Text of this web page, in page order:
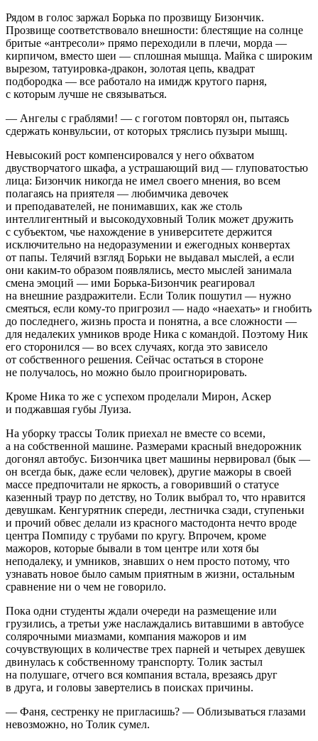
Рядом в голос заржал Борька по прозвищу Бизончик.
Прозвище соответствовало внешности: блестящие на солнце
бритые «антресоли» прямо переходили в плечи, морда —
кирпичом, вместо шеи — сплошная мышца. Майка с широким
вырезом, татуировка-дракон, золотая цепь, квадрат
подбородка — все работало на имидж крутого парня,
с которым лучше не связываться.
— Ангелы с граблями! — с гоготом повторял он, пытаясь
сдержать конвульсии, от которых тряслись пузыри мышц.
Невысокий рост компенсировался у него обхватом
двустворчатого шкафа, а устрашающий вид — глуповатостью
лица: Бизончик никогда не имел своего мнения, во всем
полагаясь на приятеля — любимчика девочек
и преподавателей, не понимавших, как же столь
интеллигентный и высокодуховный Толик может дружить
с субъектом, чье нахождение в университете держится
исключительно на недоразумении и ежегодных конвертах
от папы. Телячий взгляд Борьки не выдавал мыслей, а если
они каким-то образом появлялись, место мыслей занимала
смена эмоций — ими Борька-Бизончик реагировал
на внешние раздражители. Если Толик пошутил — нужно
смеяться, если кому-то пригрозил — надо «наехать» и гнобить
до последнего, жизнь проста и понятна, а все сложности —
для недалеких умников вроде Ника с командой. Поэтому Ник
его сторонился — во всех случаях, когда это зависело
от собственного решения. Сейчас остаться в стороне
не получалось, но можно было проигнорировать.
Кроме Ника то же с успехом проделали Мирон, Аскер
и поджавшая губы Луиза.
На уборку трассы Толик приехал не вместе со всеми,
а на собственной машине. Размерами красный внедорожник
догонял автобус. Бизончика цвет машины нервировал (бык —
он всегда бык, даже если человек), другие мажоры в своей
массе предпочитали не яркость, а говоривший о статусе
казенный траур по детству, но Толик выбрал то, что нравится
девушкам. Кенгурятник спереди, лестничка сзади, ступеньки
и прочий обвес делали из красного мастодонта нечто вроде
центра Помпиду с трубами по кругу. Впрочем, кроме
мажоров, которые бывали в том центре или хотя бы
неподалеку, и умников, знавших о нем просто потому, что
узнавать новое было самым приятным в жизни, остальным
сравнение ни о чем не говорило.
Пока одни студенты ждали очереди на размещение или
грузились, а третьи уже наслаждались витавшими в автобусе
солярочными миазмами, компания мажоров и им
сочувствующих в количестве трех парней и четырех девушек
двинулась к собственному транспорту. Толик застыл
на полушаге, отчего вся компания встала, врезаясь друг
в друга, и головы завертелись в поисках причины.
— Фаня, сестренку не пригласишь? — Облизываться глазами
невозможно, но Толик сумел.